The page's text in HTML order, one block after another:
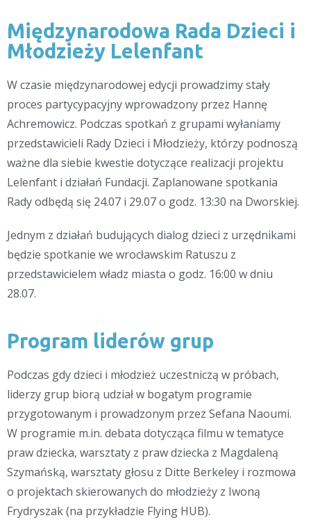
Międzynarodowa Rada Dzieci i
Młodzieży Lelenfant
W czasie międzynarodowej edycji prowadzimy stały
proces partycypacyjny wprowadzony przez Hannę
Achremowicz. Podczas spotkań z grupami wyłaniamy
przedstawicieli Rady Dzieci i Młodzieży, którzy podnoszą
ważne dla siebie kwestie dotyczące realizacji projektu
Lelenfant i działań Fundacji. Zaplanowane spotkania
Rady odbędą się 24.07 i 29.07 o godz. 13:30 na Dworskiej.
Jednym z działań budujących dialog dzieci z urzędnikami
będzie spotkanie we wrocławskim Ratuszu z
przedstawicielem władz miasta o godz. 16:00 w dniu
28.07.
Program liderów grup
Podczas gdy dzieci i młodzież uczestniczą w próbach,
liderzy grup biorą udział w bogatym programie
przygotowanym i prowadzonym przez Sefana Naoumi.
W programie m.in. debata dotycząca filmu w tematyce
praw dziecka, warsztaty z praw dziecka z Magdaleną
Szymańską, warsztaty głosu z Ditte Berkeley i rozmowa
o projektach skierowanych do młodzieży z Iwoną
Frydryszak (na przykładzie Flying HUB).